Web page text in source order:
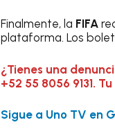
Finalmente, la FIFA
plataforma. Los
¿Tienes una
+52 55 8056 9131.
Sigue a Uno TV en